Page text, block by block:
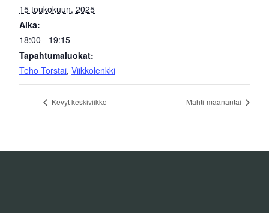
15 toukokuun, 2025
Aika:
18:00 - 19:15
Tapahtumaluokat:
Teho Torstai, Viikkolenkki
Kevyt keskiviikko Mahti-maanantai